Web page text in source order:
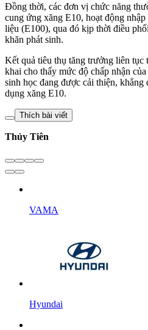
Đồng thời, các đơn vị chức năng
cung ứng xăng E10, hoạt động
liệu (E100), qua đó kịp thời điều
khăn phát sinh.
Kết quả tiêu thụ tăng trưởng liên tục
khai cho thấy mức độ chấp nhận
sinh học đang được cải thiện,
dụng xăng E10.
Thích bài viết
Thủy Tiên
VAMA
Hyundai